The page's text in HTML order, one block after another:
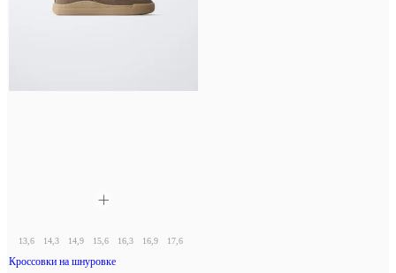
13,6 14,3 14,9 15,6 16,3 16,9 17,6
Кроссовки на шнуровке